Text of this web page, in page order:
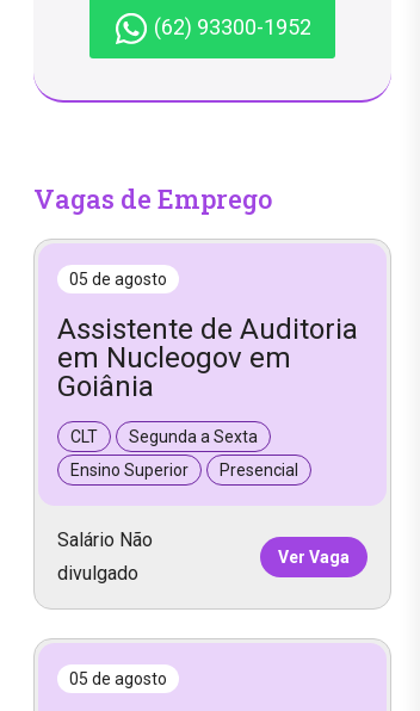
(62) 93300-1952
Vagas de Emprego
05 de agosto
Assistente de Auditoria
em Nucleogov em
Goiânia
CLT
Segunda a Sexta
Ensino Superior
Presencial
Salário Não
divulgado
Ver Vaga
05 de agosto